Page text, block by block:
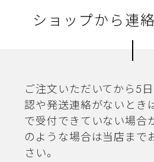
ショップから連
ご注文いただいてから5
認や発送連絡がないとき
で受付できていない場合
のような場合は当店まで
さい。